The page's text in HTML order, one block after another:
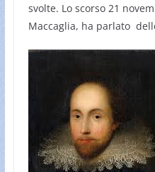
svolte. Lo scorso 21
Maccaglia, ha parlato